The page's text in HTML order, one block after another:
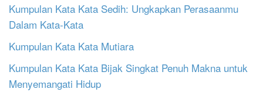
Kumpulan Kata Kata Sedih: Ungkapkan Perasaanmu
Dalam Kata-Kata
Kumpulan Kata Kata Mutiara
Kumpulan Kata Kata Bijak Singkat Penuh Makna untuk
Menyemangati Hidup